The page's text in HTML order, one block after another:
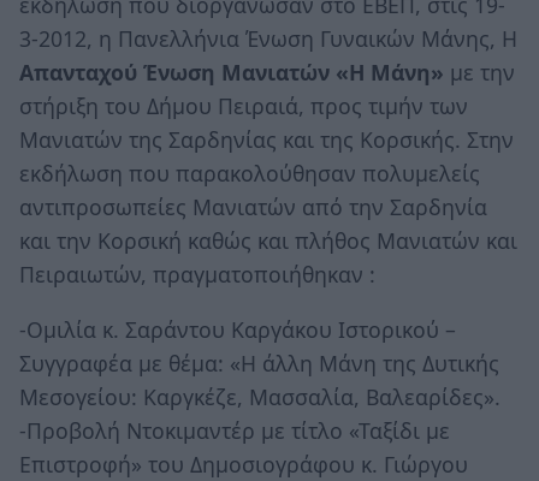
3-2012, η Πανελλήνια Ένωση Γυναικών Μάνης, Η
Απανταχού Ένωση Μανιατών «Η Μάνη» με την
στήριξη του Δήμου Πειραιά, προς τιμήν των
Μανιατών της Σαρδηνίας και της Κορσικής. Στην
εκδήλωση που παρακολούθησαν πολυμελείς
αντιπροσωπείες Μανιατών από την Σαρδηνία
και την Κορσική καθώς και πλήθος Μανιατών και
Πειραιωτών, πραγματοποιήθηκαν :
-Ομιλία κ. Σαράντου Καργάκου Ιστορικού –
Συγγραφέα με θέμα: «Η άλλη Μάνη της Δυτικής
Μεσογείου: Καργκέζε, Μασσαλία, Βαλεαρίδες».
-Προβολή Ντοκιμαντέρ με τίτλο «Ταξίδι με
Επιστροφή» του Δημοσιογράφου κ. Γιώργου